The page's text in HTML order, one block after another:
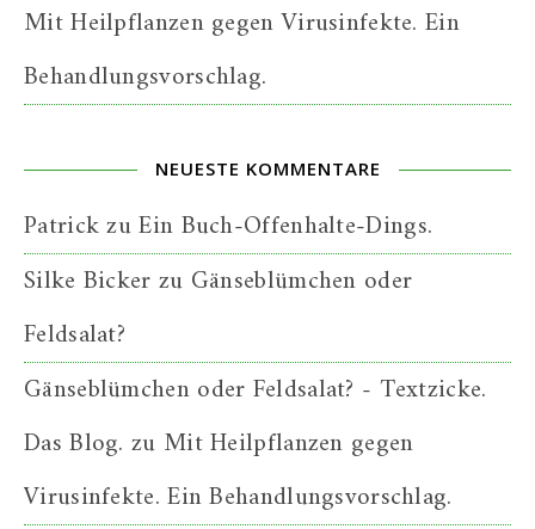
Mit Heilpflanzen gegen Virusinfekte. Ein
Behandlungsvorschlag.
NEUESTE KOMMENTARE
PatrickzuEin Buch-Offenhalte-Dings.
Silke Bickerzu Gänseblümchen oder
Feldsalat?
Gänseblümchen oder Feldsalat? - Textzicke.
Das Blog. zu Mit Heilpflanzen gegen
Virusinfekte. Ein Behandlungsvorschlag.